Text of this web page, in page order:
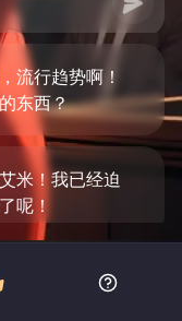
流行趋势啊！
东西？
米！我已经迫
呢！